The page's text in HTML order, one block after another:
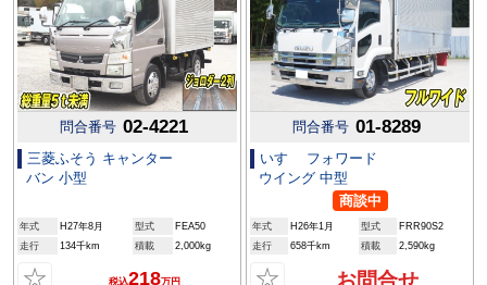
問合番号 02-4221
三菱ふそう キャンター
バン 小型
年式 H27年8月 型式
FEA50
走行
134千km 積載 2,000kg
☆ 税込218万円
問合番号 01-8289
いすゞ フォワード
ウイング 中型
商談中
年式 H26年1月 型式
FRR90S2
走行
658千km 積載 2,590kg
☆ お問合せ